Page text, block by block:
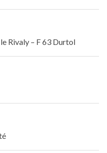
Rivaly – F 63 Durtol